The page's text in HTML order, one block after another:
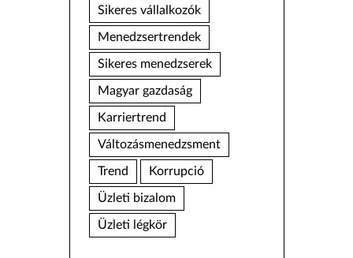
Sikeres vállalkozók
Menedzsertrendek
Sikeres menedzserek
Magyar gazdaság
Karriertrend
Változásmenedzsment
Trend Korrupció
Üzleti bizalom
Üzleti légkör